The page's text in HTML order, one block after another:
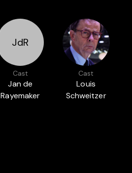
JdR
Cast
Jan de
Rayemaker
Cast
Louis
Schweitzer